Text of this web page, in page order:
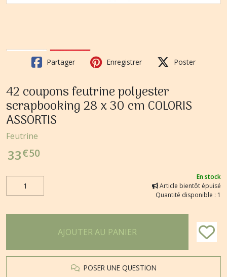
Partager Enregistrer Poster
42 coupons feutrine polyester
scrapbooking 28 x 30 cm COLORIS
ASSORTIS
Feutrine
33€50
En stock
Article bientôt épuisé
Quantité disponible : 1
AJOUTER AU PANIER
POSER UNE QUESTION